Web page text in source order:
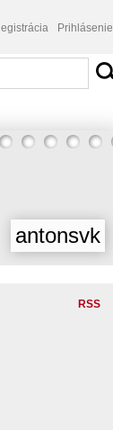
Prihlásenie
antonsvk
RSS